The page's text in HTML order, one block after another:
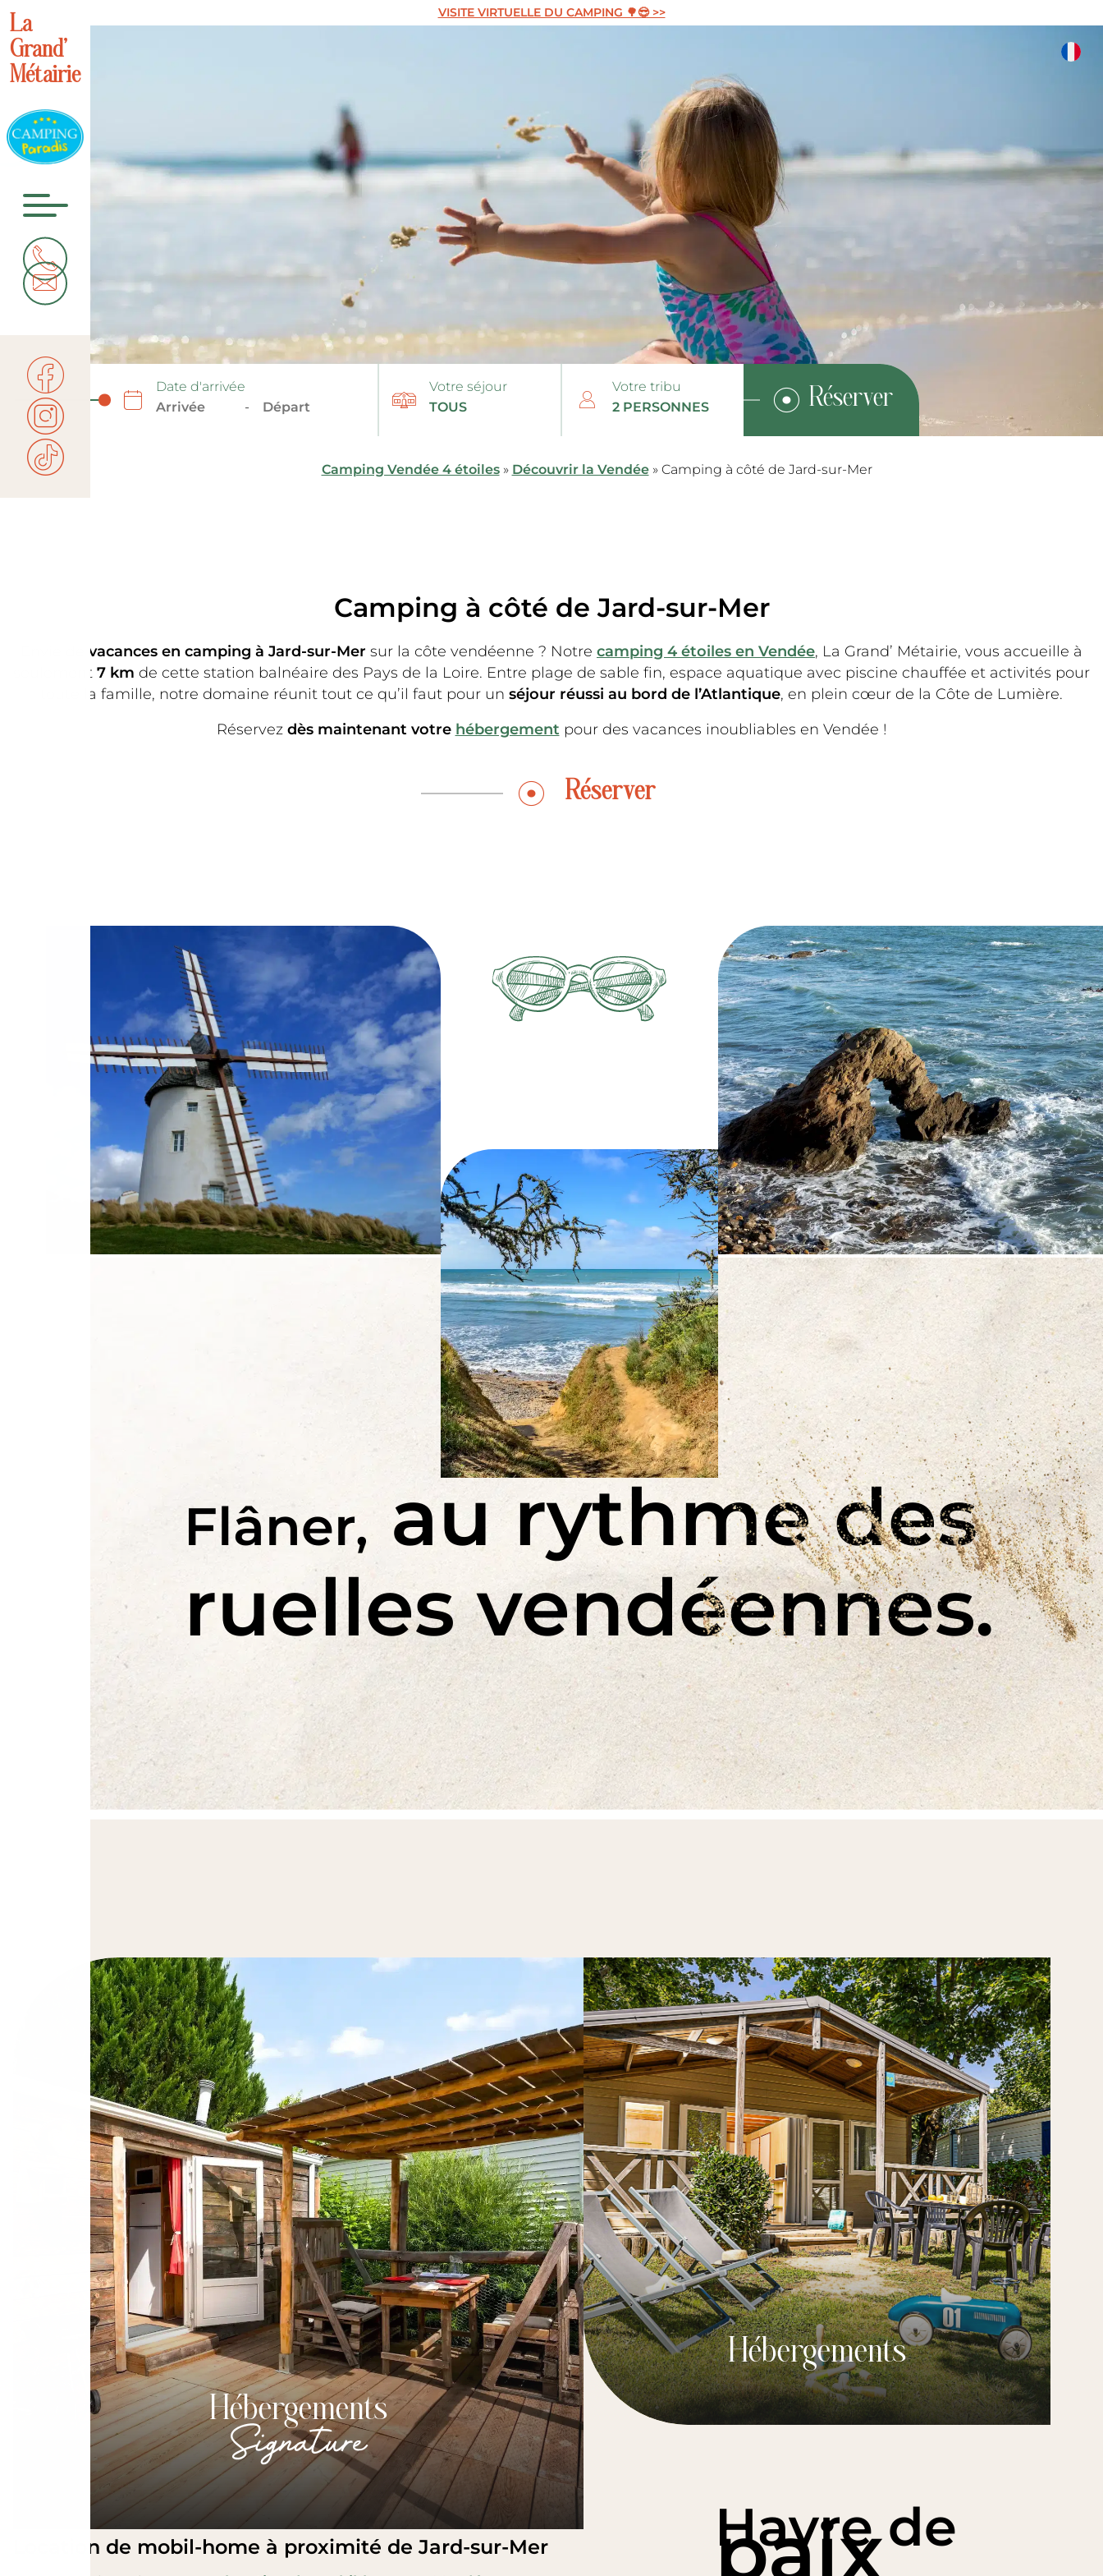
VISITE VIRTUELLE DU CAMPING 🌳😎 >>
La
Grand’
Métairie
Date d'arrivée
-
Votre séjour Votre tribu
Camping Vendée 4 étoiles» Découvrir la Vendée» Camping à côté de Jard-sur-Mer
Camping à côté de Jard-sur-Mer
vacances en camping à Jard-sur-Mer sur la côte vendéenne ? Notre camping 4 étoiles en Vendée, La Grand’ Métairie, vous accueille à
seulement 7 km de cette station balnéaire des Pays de la Loire. Entre plage de sable fin, espace aquatique avec piscine chauffée et activités pour
toute la famille, notre domaine réunit tout ce qu’il faut pour un séjour réussi au bord de l’Atlantique, en plein cœur de la Côte de Lumière.
Réservez dès maintenant votre hébergement pour des vacances inoubliables en Vendée !
Réserver
Flâner, au rythme des
ruelles vendéennes.
Hébergements
Signature
Location de mobil-home à proximité de Jard-sur-Mer
Hébergements
Havre de
paix